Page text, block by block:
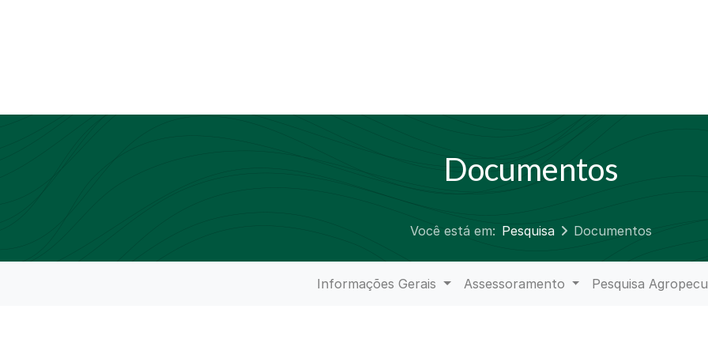
Documentos
Você está em: Pesquisa Documentos
Informações Gerais Assessoramento Pesquisa